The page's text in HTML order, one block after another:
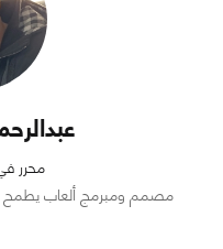
محرر
مصمم ومبرمج ألعاب يطمح